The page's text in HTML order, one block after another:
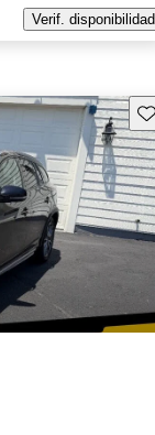
Verif. disponibilidad